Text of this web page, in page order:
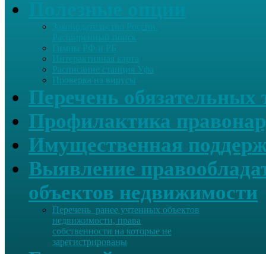
Интерактивная карта
Расписание станция Уфа
Проверка на вирусы
Перечень обязательных
Профилактика
Имущественная
Выявление
объектов недвижимости
Перечень ранее учтенных объектов
недвижимости, права
собственности на которые не
зарегистрированы